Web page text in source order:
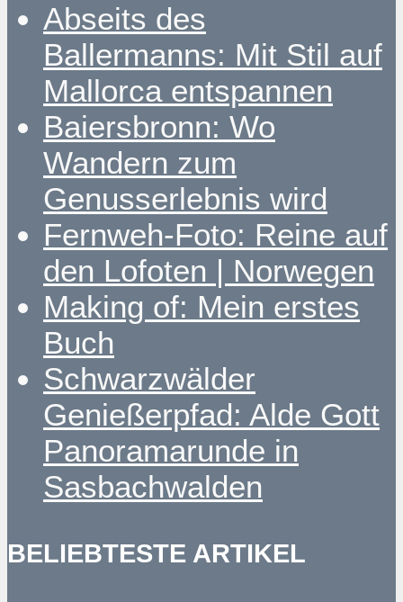
Abseits des
Ballermanns: Mit Stil auf
Mallorca entspannen
Baiersbronn: Wo
Wandern zum
Genusserlebnis wird
Fernweh-Foto: Reine auf
den Lofoten | Norwegen
Making of: Mein erstes
Buch
Schwarzwälder
Genießerpfad: Alde Gott
Panoramarunde in
Sasbachwalden
BELIEBTESTE ARTIKEL